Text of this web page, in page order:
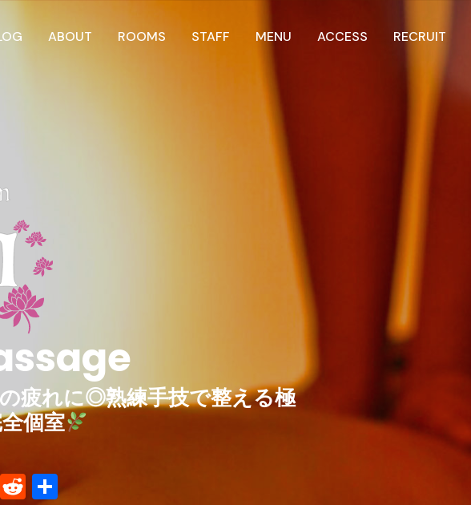
ABOUT ROOMS STAFF MENU ACCESS RECRUIT
疲れに◎熟練手技で整える極
個室
LinkedIn
Reddit
共